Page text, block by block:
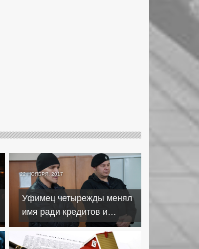
22 НОЯБРЯ, 2017
Уфимец четырежды менял
имя ради кредитов и
управления автомобилем